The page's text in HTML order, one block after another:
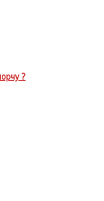
?